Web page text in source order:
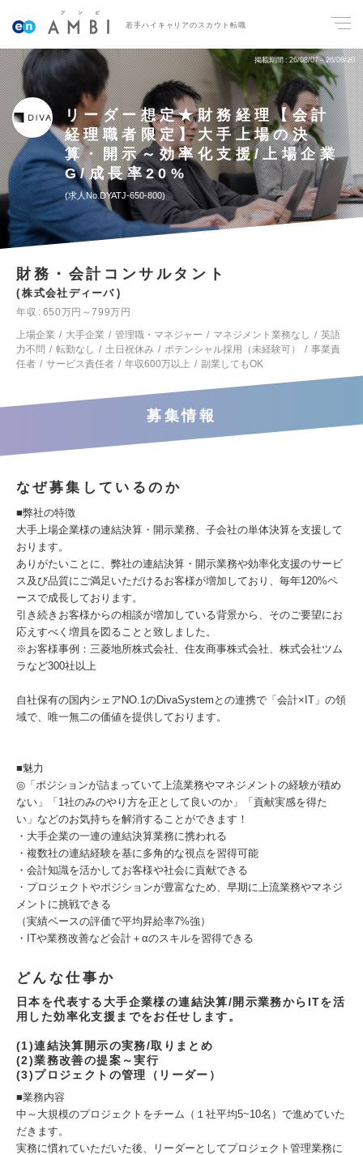
若手ハイキャリアのスカウト転職
掲載期間 26/08/07～26/08/20
リーダー想定★財務経理【会計
経理職者限定】大手上場の決
算・開示～効率化支援/上場企業
G/成長率20%
求人No.DYATJ-650-800
財務・会計コンサルタント
株式会社ディーバ
年収
650万円～799万円
上場企業
大手企業 管理職・マネジャー マネジメント業務なし
英語
力不問
転勤なし 土日祝休み ポテンシャル採用（未経験可）
事業責
任者
サービス責任者 年収600万以上 副業してもOK
募集情報
なぜ募集しているのか
■弊社の特徴
大手上場企業様の連結決算・開示業務、子会社の単体決算を支援して
おります。
ありがたいことに、弊社の連結決算・開示業務や効率化支援のサービ
ス及び品質にご満足いただけるお客様が増加しており、毎年120%ペ
ースで成長しております。
引き続きお客様からの相談が増加している背景から、そのご要望にお
応えすべく増員を図ることと致しました。
※お客様事例：三菱地所株式会社、住友商事株式会社、株式会社ツム
ラなど300社以上
自社保有の国内シェアNO.1のDivaSystemとの連携で「会計×IT」の領
域で、唯一無二の価値を提供しております。
■魅力
◎「ポジションが詰まっていて上流業務やマネジメントの経験が積め
ない」「1社のみのやり方を正として良いのか」「貢献実感を得た
い」などのお気持ちを解消することができます！
・大手企業の一連の連結決算業務に携われる
・複数社の連結経験を基に多角的な視点を習得可能
・会計知識を活かしてお客様や社会に貢献できる
・プロジェクトやポジションが豊富なため、早期に上流業務やマネジ
メントに挑戦できる
（実績ベースの評価で平均昇給率7%強）
・ITや業務改善など会計＋αのスキルを習得できる
どんな仕事か
日本を代表する大手企業様の連結決算/開示業務からITを活
用した効率化支援までをお任せします。
(1)連結決算開示の実務/取りまとめ
(2)業務改善の提案～実行
(3)プロジェクトの管理（リーダー）
■業務内容
中～大規模のプロジェクトをチーム（１社平均5~10名）で進めていた
だきます。
実務に慣れていただいた後、リーダーとしてプロジェクト管理業務に